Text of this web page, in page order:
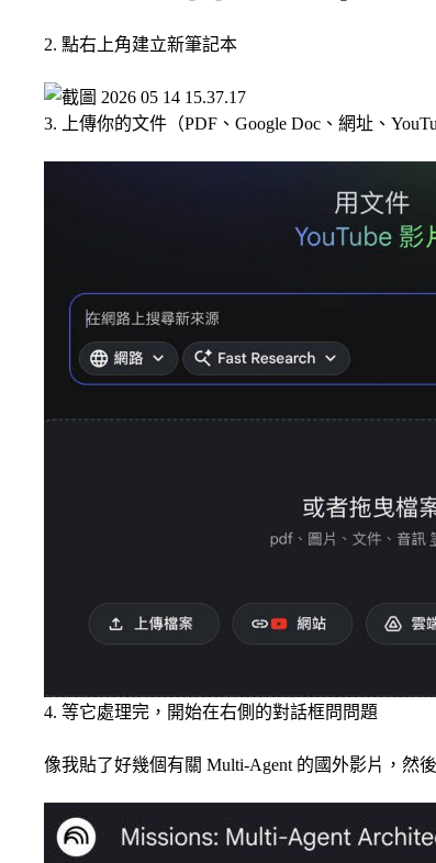
2. 點右上角建立新筆記本
3. 上傳你的文件（PDF、Google Doc、網址、
4. 等它處理完，開始在右側的對話框問問題
像我貼了好幾個有關 Multi-Agent 的國外影片，然